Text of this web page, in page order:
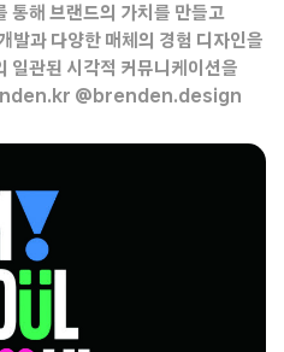
통해 브랜드의 가치를 만들고
발과 다양한 매체의 경험 디자인을
일관된 시각적 커뮤니케이션을
@brenden.design